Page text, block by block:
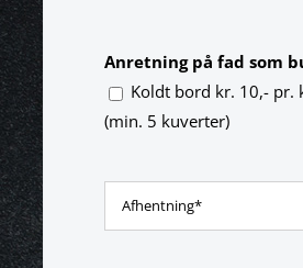
Anretning på fad som
Koldt bord kr. 10,- pr.
(min. 5 kuverter)